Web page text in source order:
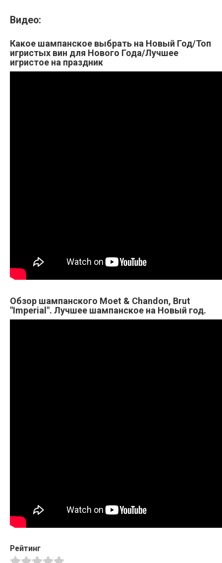
Видео:
Какое шампанское выбрать на Новый Год/Топ
игристых вин для Нового Года/Лучшее
игристое на праздник
Обзор шампанского Moet & Chandon, Brut
"Imperial". Лучшее шампанское на Новый год.
Рейтинг